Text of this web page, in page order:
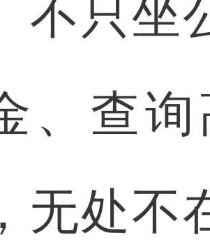
坐公
、查
无处不